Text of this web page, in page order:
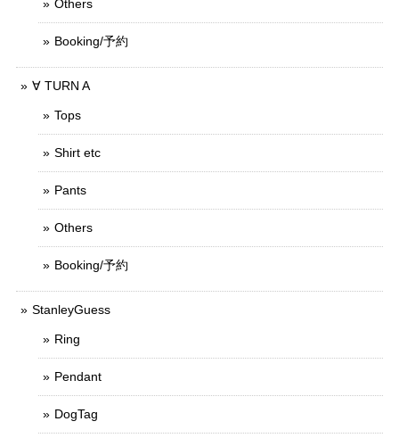
Others
Booking/予約
∀ TURN A
Tops
Shirt etc
Pants
Others
Booking/予約
StanleyGuess
Ring
Pendant
DogTag